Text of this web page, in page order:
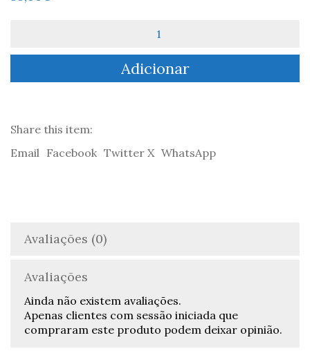
A
no
Adicionar
Share this item:
Email Facebook Twitter X WhatsApp
Avaliações (0)
Avaliações
Ainda não existem avaliações.
Apenas clientes com sessão iniciada que
compraram este produto podem deixar opinião.